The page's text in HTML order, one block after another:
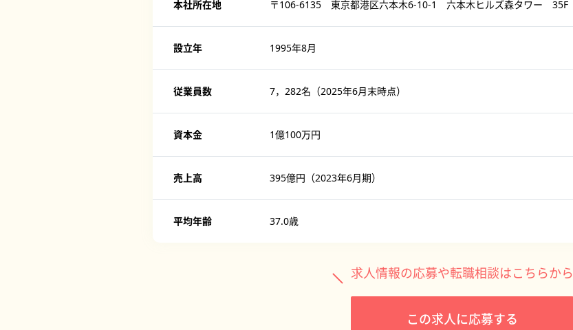
本社所在地 〒106-6135 東京都港区六本木6-10-1 六本木ヒルズ森タワー 35F
設立年 1995年8月
従業員数 7，282名（2025年6月末時点）
資本金 1億100万円
売上高 395億円（2023年6月期）
平均年齢 37.0歳
求人情報の応募や転職相談はこちらから
この求人に応募する